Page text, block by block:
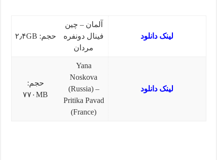
لینک دانلود
آلمان – چین
فینال دونفره
مردان
حجم: ۲٫۴GB
لینک دانلود
Yana
Noskova
(Russia) –
Pritika Pavad
(France)
حجم:
۷۷۰MB